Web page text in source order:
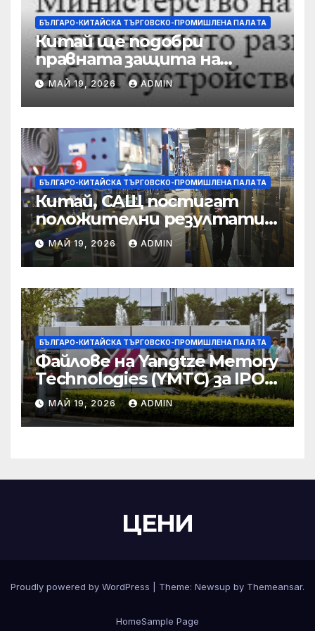
БЪЛГАРО-КИТАЙСКА ТЪРГОВСКО-ПРОМИШЛЕНА ПАЛAТА
Китай ще подобри
правната защита на
предприятията, ще се
съсредоточи върху
борбата с
корпоративната
престъпност
МАЙ 19, 2026 ADMIN
БЪЛГАРО-КИТАЙСКА ТЪРГОВСКО-ПРОМИШЛЕНА ПАЛAТА
Китай, САЩ постигат
положителни резултати в
икономическите и
търговски консултации:
министерство
МАЙ 19, 2026 ADMIN
БЪЛГАРО-КИТАЙСКА ТЪРГОВСКО-ПРОМИШЛЕНА ПАЛAТА
Файлове на Yangtze Memory
Technologies (YMTC) за IPO
на STAR Market
МАЙ 19, 2026 ADMIN
ЦЕНИ
Proudly powered by WordPress Theme: Newsup by Themeansar.
HomeSample Page